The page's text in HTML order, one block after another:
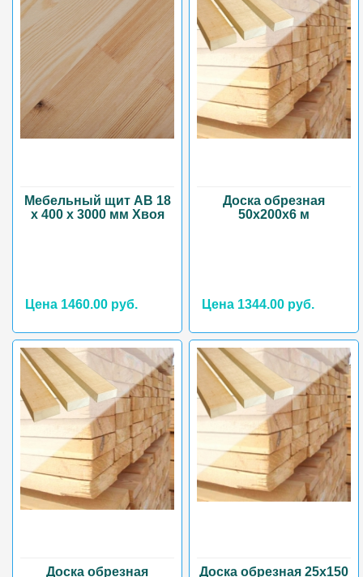
Мебельный щит АВ 18
х 400 х 3000 мм Хвоя
Цена 1460.00 руб.
Доска обрезная
50х200х6 м
Цена 1344.00 руб.
Доска обрезная Доска обрезная 25х150